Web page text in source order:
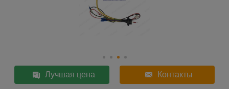
Лучшая цена Контакты